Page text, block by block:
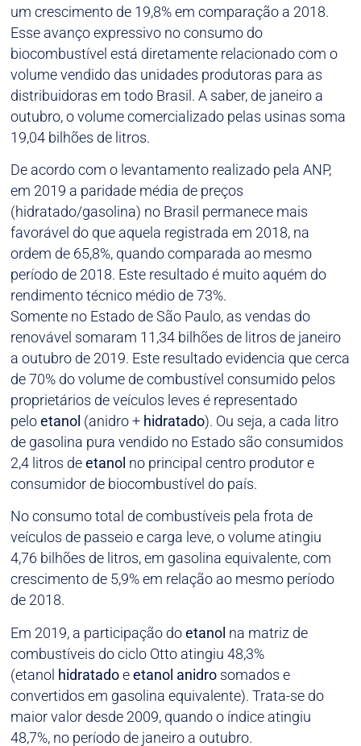
um crescimento de 19,8% em comparação a 2018.
Esse avanço expressivo no consumo do
biocombustível está diretamente relacionado com o
volume vendido das unidades produtoras para as
distribuidoras em todo Brasil. A saber, de janeiro a
outubro, o volume comercializado pelas usinas soma
19,04 bilhões de litros.
De acordo com o levantamento realizado pela ANP,
em 2019 a paridade média de preços
(hidratado/gasolina) no Brasil permanece mais
favorável do que aquela registrada em 2018, na
ordem de 65,8%, quando comparada ao mesmo
período de 2018. Este resultado é muito aquém do
rendimento técnico médio de 73%.
Somente no Estado de São Paulo, as vendas do
renovável somaram 11,34 bilhões de litros de janeiro
a outubro de 2019. Este resultado evidencia que cerca
de 70% do volume de combustível consumido pelos
proprietários de veículos leves é representado
peloetanol (anidro + hidratado). Ou seja, a cada litro
de gasolina pura vendido no Estado são consumidos
2,4 litros deetanol no principal centro produtor e
consumidor de biocombustível do país.
No consumo total de combustíveis pela frota de
veículos de passeio e carga leve, o volume atingiu
4,76 bilhões de litros, em gasolina equivalente, com
crescimento de 5,9% em relação ao mesmo período
de 2018.
Em 2019, a participação doetanol na matriz de
combustíveis do ciclo Otto atingiu 48,3%
(etanol hidratadoeetanol anidro somados e
convertidos em gasolina equivalente). Trata-se do
maior valor desde 2009, quando o índice atingiu
48,7%, no período de janeiro a outubro.